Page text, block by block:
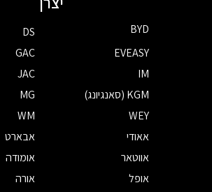
BYD
DS
EVEASY
GAC
IM
JAC
KGM (סאנגיונג)
MG
WEY
WM
אאודי
אבארט
אווטאר
אומודה
אופל
אורה